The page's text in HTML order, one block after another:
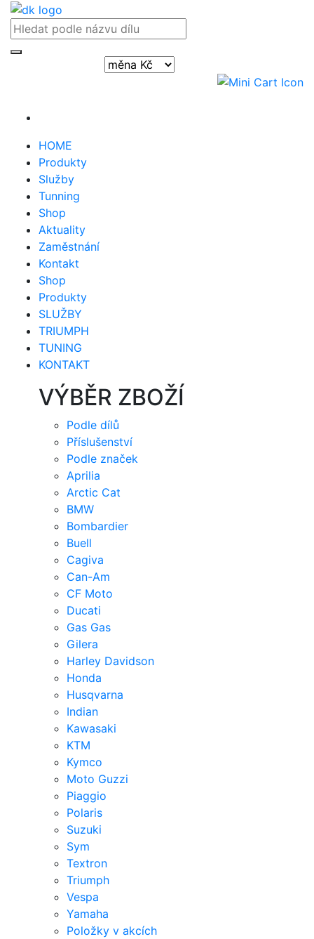
HOME
Produkty
Služby
Tunning
Shop
Aktuality
Zaměstnání
Kontakt
Shop
Produkty
SLUŽBY
TRIUMPH
TUNING
KONTAKT
VÝBĚR ZBOŽÍ
Podle dílů
Příslušenství
Podle značek
Aprilia
Arctic Cat
BMW
Bombardier
Buell
Cagiva
Can-Am
CF Moto
Ducati
Gas Gas
Gilera
Harley Davidson
Honda
Husqvarna
Indian
Kawasaki
KTM
Kymco
Moto Guzzi
Piaggio
Polaris
Suzuki
Sym
Textron
Triumph
Vespa
Yamaha
Položky v akcích